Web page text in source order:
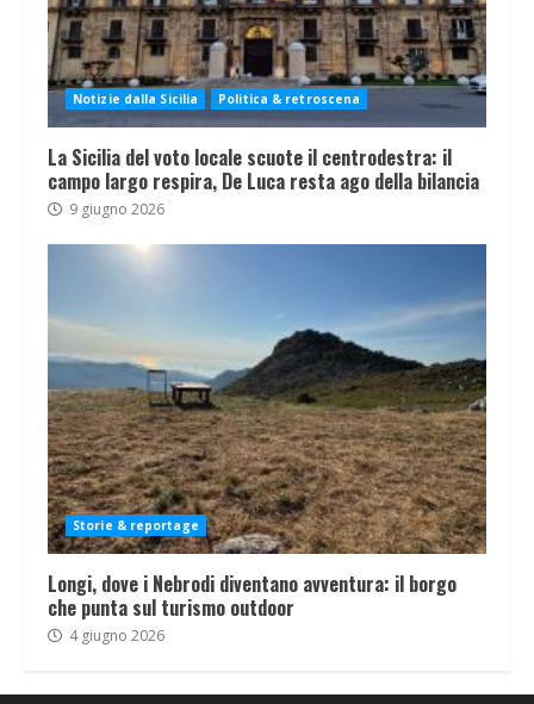
Notizie dalla Sicilia Politica & retroscena
La Sicilia del voto locale scuote il centrodestra: il
campo largo respira, De Luca resta ago della bilancia
9 giugno 2026
Storie & reportage
Longi, dove i Nebrodi diventano avventura: il borgo
che punta sul turismo outdoor
4 giugno 2026